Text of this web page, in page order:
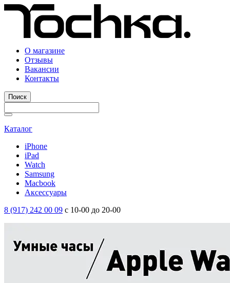
О магазине
Отзывы
Вакансии
Контакты
Поиск
Каталог
iPhone
iPad
Watch
Samsung
Macbook
Аксессуары
8 (917) 242 00 09 с 10-00 до 20-00